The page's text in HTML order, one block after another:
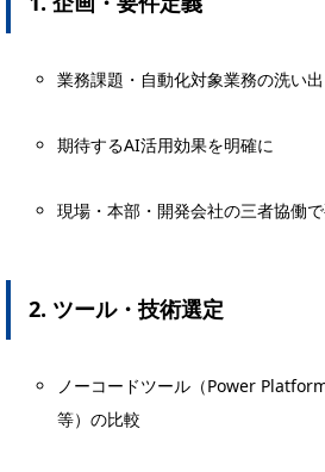
業務課題・自動化対象業務の洗い
期待するAI活用効果を明確に
現場・本部・開発会社の三者協働
2. ツール・技術選定
ノーコードツール（Power
等）の比較